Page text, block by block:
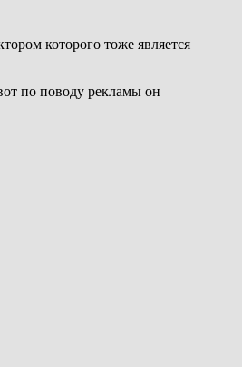
которого тоже является
по поводу рекламы он